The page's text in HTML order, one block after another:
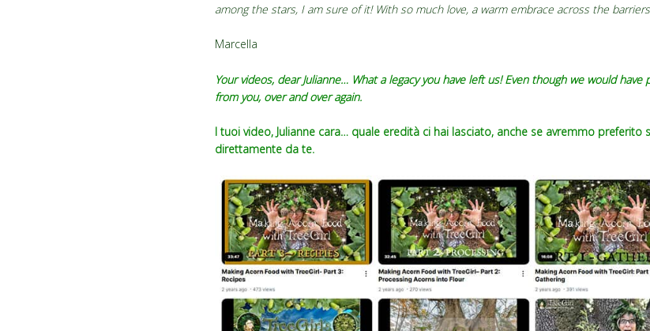
among the stars, I am sure of it! With so much love, a warm embrace across the
Marcella
Your videos, dear Julianne… What a legacy you have left us! Even though we would
from you, over and over again.
I tuoi video, Julianne cara… quale eredità ci hai lasciato, anche se avremmo
direttamente da te.